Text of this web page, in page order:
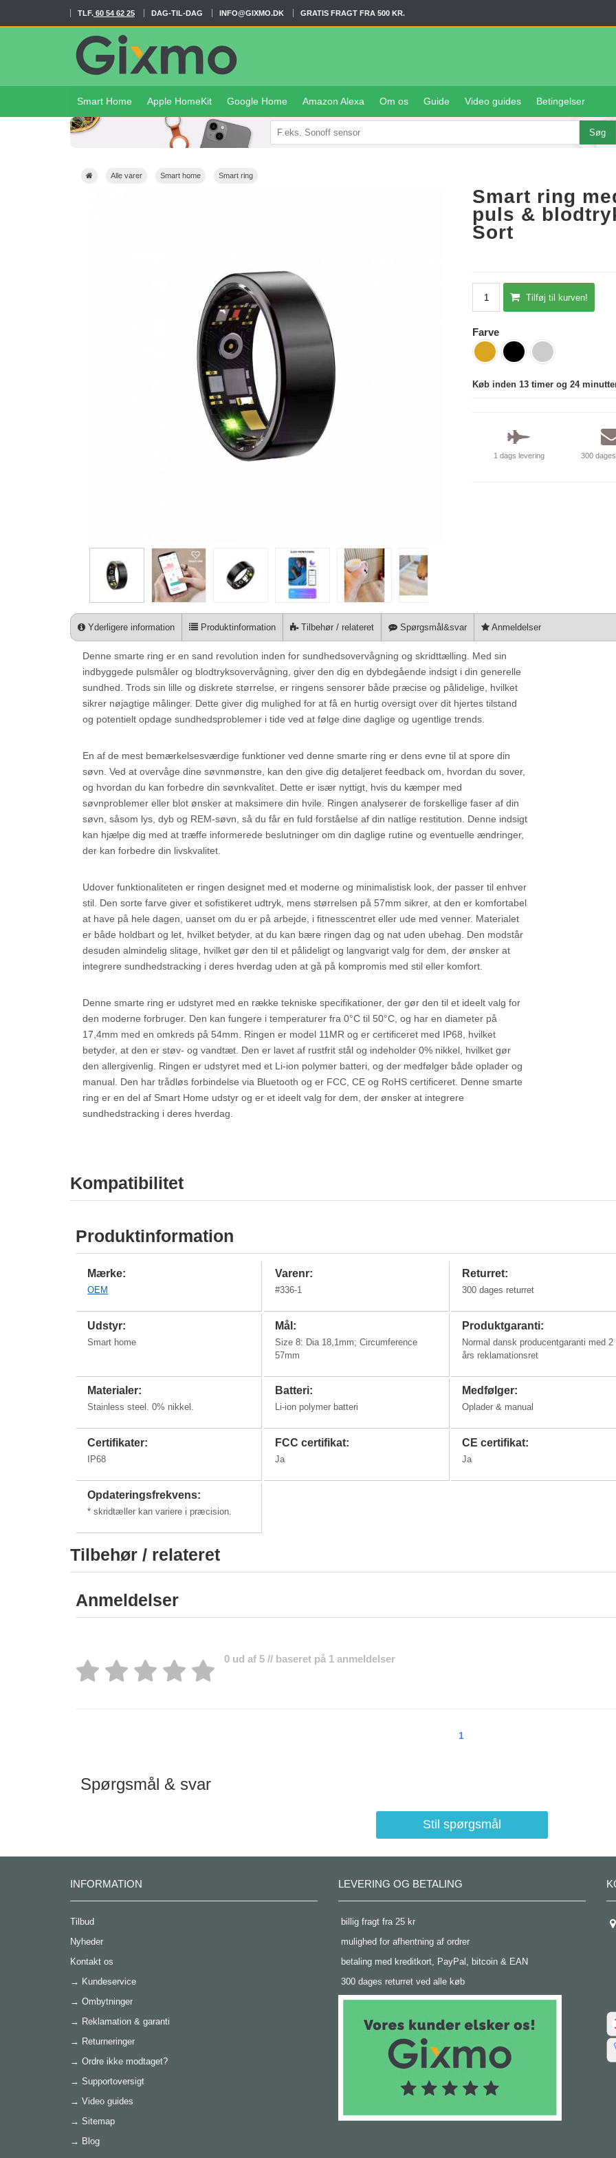
TLF. 60 54 62 25 DAG-TIL-DAG INFO@GIXMO.DK GRATIS FRAGT FRA 500 KR.
Smart Home Apple HomeKit Google Home Amazon Alexa Om os Guide Video guides Betingelser
Alle varer Smart home Smart ring
Smart ring
puls &
Sort
Tilføj til kurven!
Farve
Køb inden 13 timer og 24
1 dags levering 300
Yderligere information Produktinformation Tilbehør / relateret Spørgsmål&svar Anmeldelser
Denne smarte ring er en sand revolution inden for sundhedsovervågning og skridttælling. Med sin
indbyggede pulsmåler og blodtryksovervågning, giver den dig en dybdegående indsigt i din generelle
sundhed. Trods sin lille og diskrete størrelse, er ringens sensorer både præcise og pålidelige, hvilket
sikrer nøjagtige målinger. Dette giver dig mulighed for at få en hurtig oversigt over dit hjertes tilstand
og potentielt opdage sundhedsproblemer i tide ved at følge dine daglige og ugentlige trends.
En af de mest bemærkelsesværdige funktioner ved denne smarte ring er dens evne til at spore din
søvn. Ved at overvåge dine søvnmønstre, kan den give dig detaljeret feedback om, hvordan du sover,
og hvordan du kan forbedre din søvnkvalitet. Dette er især nyttigt, hvis du kæmper med
søvnproblemer eller blot ønsker at maksimere din hvile. Ringen analyserer de forskellige faser af din
søvn, såsom lys, dyb og REM-søvn, så du får en fuld forståelse af din natlige restitution. Denne indsigt
kan hjælpe dig med at træffe informerede beslutninger om din daglige rutine og eventuelle ændringer,
der kan forbedre din livskvalitet.
Udover funktionaliteten er ringen designet med et moderne og minimalistisk look, der passer til enhver
stil. Den sorte farve giver et sofistikeret udtryk, mens størrelsen på 57mm sikrer, at den er komfortabel
at have på hele dagen, uanset om du er på arbejde, i fitnesscentret eller ude med venner. Materialet
er både holdbart og let, hvilket betyder, at du kan bære ringen dag og nat uden ubehag. Den modstår
desuden almindelig slitage, hvilket gør den til et pålideligt og langvarigt valg for dem, der ønsker at
integrere sundhedstracking i deres hverdag uden at gå på kompromis med stil eller komfort.
Denne smarte ring er udstyret med en række tekniske specifikationer, der gør den til et ideelt valg for
den moderne forbruger. Den kan fungere i temperaturer fra 0°C til 50°C, og har en diameter på
17,4mm med en omkreds på 54mm. Ringen er model 11MR og er certificeret med IP68, hvilket
betyder, at den er støv- og vandtæt. Den er lavet af rustfrit stål og indeholder 0% nikkel, hvilket gør
den allergivenlig. Ringen er udstyret med et Li-ion polymer batteri, og der medfølger både oplader og
manual. Den har trådløs forbindelse via Bluetooth og er FCC, CE og RoHS certificeret. Denne smarte
ring er en del af Smart Home udstyr og er et ideelt valg for dem, der ønsker at integrere
sundhedstracking i deres hverdag.
Kompatibilitet
Produktinformation
Mærke:
OEM
Varenr:
#336-1
Returret:
300 dages returret
Udstyr:
Smart home
Mål:
Size 8: Dia 18,1mm; Circumference
57mm
Produktgaranti:
Normal dansk producentgaranti med 2
års reklamationsret
Materialer:
Stainless steel. 0% nikkel.
Batteri:
Li-ion polymer batteri
Medfølger:
Oplader & manual
Certifikater:
IP68
FCC certifikat:
Ja
CE certifikat:
Ja
Opdateringsfrekvens:
* skridtæller kan variere i præcision.
Tilbehør / relateret
Anmeldelser
0 ud af 5 // baseret på 1 anmeldelser
1
Spørgsmål & svar
Stil spørgsmål
INFORMATION
Tilbud
Nyheder
Kontakt os
→ Kundeservice
→ Ombytninger
→ Reklamation & garanti
→ Returneringer
→ Ordre ikke modtaget?
→ Supportoversigt
→ Video guides
→ Sitemap
→ Blog
LEVERING OG BETALING
 billig fragt fra 25 kr
 mulighed for afhentning af ordrer
 betaling med kreditkort, PayPal, bitcoin & EAN
 300 dages returret ved alle køb